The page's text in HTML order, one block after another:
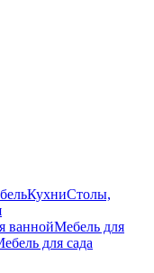
КухниСтолы,
ваннойМебель для
для сада